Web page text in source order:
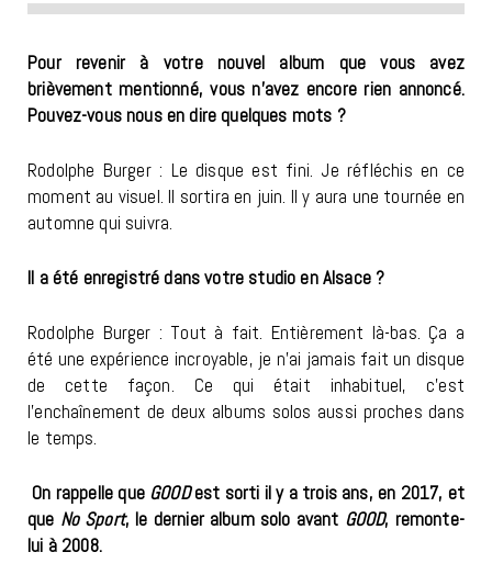
Pour revenir à votre nouvel album que vous avez
brièvement mentionné, vous n’avez encore rien annoncé.
Pouvez-vous nous en dire quelques mots ?
Rodolphe Burger : Le disque est fini. Je réfléchis en ce
moment au visuel. Il sortira en juin. Il y aura une tournée en
automne qui suivra.
Il a été enregistré dans votre studio en Alsace ?
Rodolphe Burger : Tout à fait. Entièrement là-bas. Ça a
été une expérience incroyable, je n’ai jamais fait un disque
de cette façon. Ce qui était inhabituel, c’est
l’enchaînement de deux albums solos aussi proches dans
le temps.
On rappelle que GOODest sorti il y a trois ans, en 2017, et
que No Sport, le dernier album solo avant GOOD, remonte-
lui à 2008.